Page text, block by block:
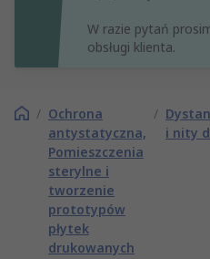
W razie pytań
obsługi klienta.
/ Ochrona
antystatyczna,
Pomieszczenia
sterylne i
tworzenie
prototypów
płytek
drukowanych
/
i nity